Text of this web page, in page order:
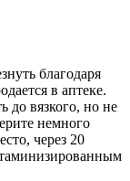
благодаря
в аптеке.
до вязкого, но не
немного
через 20